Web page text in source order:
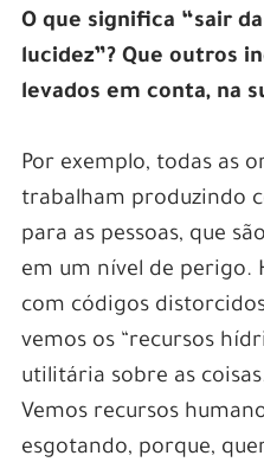
O que significa “sair
lucidez”? Que outros
levados em conta, na
Por exemplo, todas as
trabalham produzindo
para as pessoas, que
em um nível de perigo.
com códigos
vemos os “recursos
utilitária sobre as
Vemos recursos
esgotando, porque,